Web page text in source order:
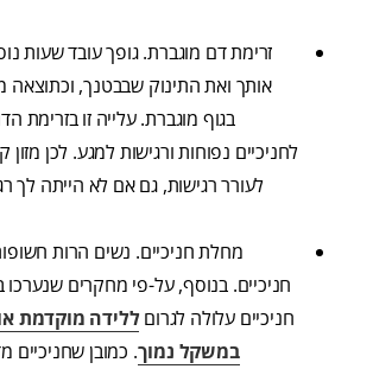
זרימת דם מוגברת. גופך עובד שעות
אותך ואת התינוק שבבטנך, וכתוצאה
בגוף מוגברת. עלייה זו בזרימת
לחניכיים נפוחות ורגישות למגע. לכן
לעורר רגישות, גם אם לא הייתה לך
מחלת חניכיים. נשים הרות
חניכיים עלולה לגרוםללידה מוקדמת
במשקל נמוך. כמובן שחניכיים